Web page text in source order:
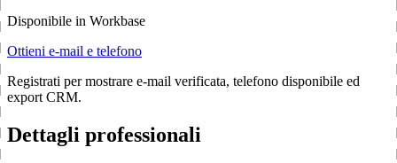
Disponibile in Workbase
Ottieni e-mail e telefono
Registrati per mostrare e-mail verificata, telefono disponibile ed
export CRM.
Dettagli professionali